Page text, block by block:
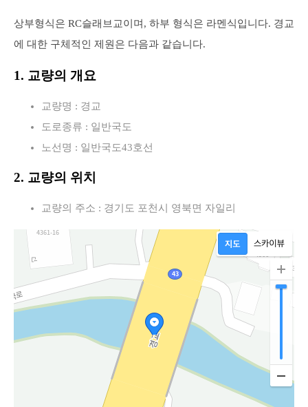
상부형식은 RC슬래브교이며, 하부 형식은 라멘식입니다. 경교
에 대한 구체적인 제원은 다음과 같습니다.
1. 교량의 개요
교량명 : 경교
도로종류 : 일반국도
노선명 : 일반국도43호선
2. 교량의 위치
교량의 주소 : 경기도 포천시 영북면 자일리